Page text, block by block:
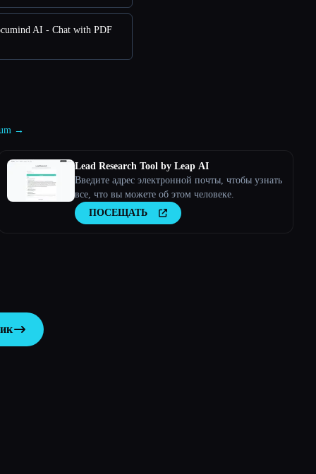
AI - Chat with PDF
→
Lead Research Tool by Leap AI
Введите адрес электронной почты, чтобы узнать
все, что вы можете об этом человеке.
ПОСЕЩАТЬ